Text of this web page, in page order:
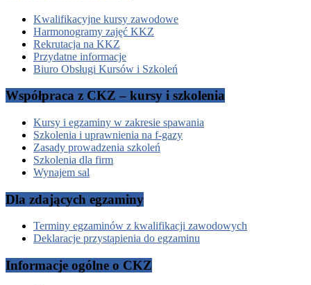
Kwalifikacyjne kursy zawodowe
Harmonogramy zajęć KKZ
Rekrutacja na KKZ
Przydatne informacje
Biuro Obsługi Kursów i Szkoleń
Współpraca z CKZ – kursy i szkolenia
Kursy i egzaminy w zakresie spawania
Szkolenia i uprawnienia na f-gazy
Zasady prowadzenia szkoleń
Szkolenia dla firm
Wynajem sal
Dla zdających egzaminy
Terminy egzaminów z kwalifikacji zawodowych
Deklaracje przystąpienia do egzaminu
Informacje ogólne o CKZ